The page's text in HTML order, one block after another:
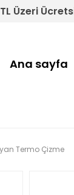
Üzeri
Ana sayfa
Termo Çizme